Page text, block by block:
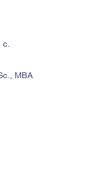
c.
MBA